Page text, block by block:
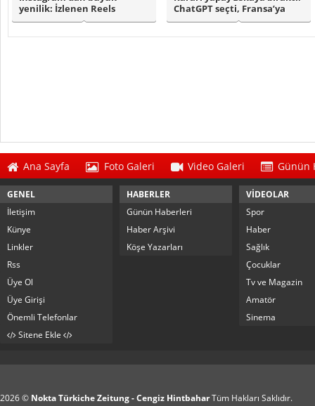
yenilik: İzlenen Reels
videoları artık g..
ChatGPT seçti, Fransa’ya
taşınd..
Ana Sayfa Foto Galeri Video Galeri Günün
GENEL
İletişim
Künye
Linkler
Rss
Üye Ol
Üye Girişi
Önemli Telefonlar
Sitene Ekle
HABERLER
Günün Haberleri
Haber Arşivi
Köşe Yazarları
VİDEOLAR
Spor
Haber
Sağlık
Çocuklar
Tv ve Magazin
Amatör
Sinema
2026 © Nokta Türkiche Zeitung - Cengiz HintbaharTüm Hakları Saklıdır.